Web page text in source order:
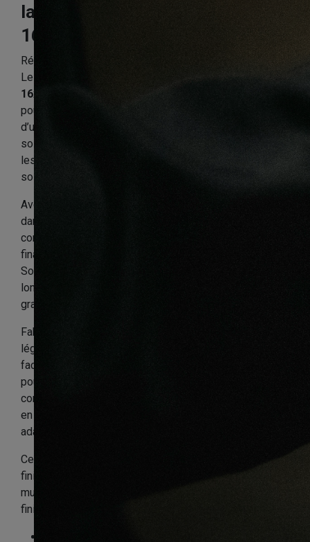
lame creuse mdf
16X16X2200mm
Référence:
Le
16x16x2200 mm
pour obtenir un rendu propre et soigné après la pose
d’un parquet, d’un sol stratifié ou d’un revêtement de
sol intérieur. Il permet de masquer les petits espaces,
les joints de dilatation ou les raccords entre le mur et le
sol, tout en apportant une finition discrète et élégante.
Avec son coloris
dans tous les styles d’intérieur. Il peut être posé en
complément de plinthes blanches ou utilisé pour
finaliser une pièce avec un rendu net et harmonieux.
Son format
longueur de
grandes surfaces.
Fabriqué en
légère, stable et simple à installer. Sa
facilite la mise en œuvre et évite les fixations visibles,
pour un résultat plus esthétique. Il est également
compatible avec un
en
adaptée et une bonne protection contre l’humidité.
Ce
finitions de parquet, les contours de pièce, les bas de
murs ou les petits raccords décoratifs. Il apporte une
finition propre, moderne et professionnelle à votre sol.